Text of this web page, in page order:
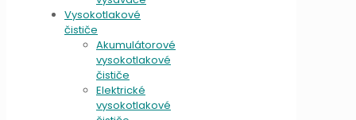
Vysokotlakové
čističe
Akumulátorové
vysokotlakové
čističe
Elektrické
vysokotlakové